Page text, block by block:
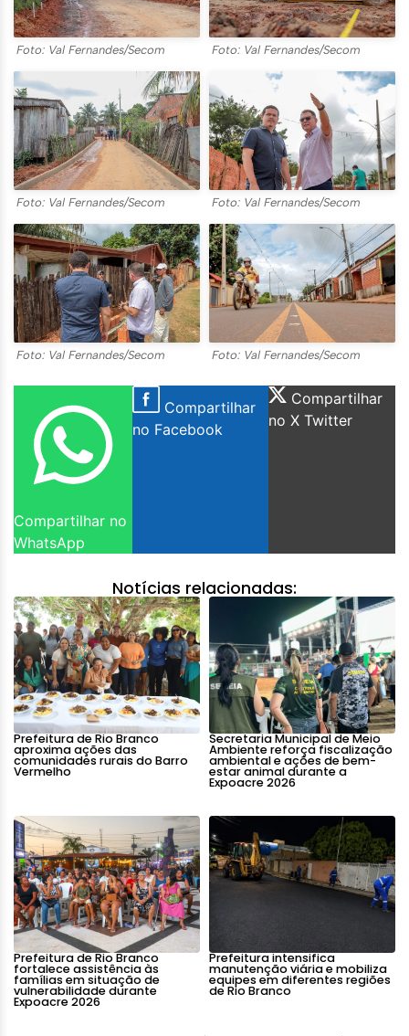
Foto: Val Fernandes/Secom Foto: Val Fernandes/Secom
Foto: Val Fernandes/Secom Foto: Val Fernandes/Secom
Foto: Val Fernandes/Secom Foto: Val Fernandes/Secom
Compartilhar no
WhatsApp
Compartilhar
no Facebook
Compartilhar
no X Twitter
Notícias relacionadas:
Prefeitura de Rio Branco
aproxima ações das
comunidades rurais do Barro
Vermelho
Secretaria Municipal de Meio
Ambiente reforça fiscalização
ambiental e ações de bem-
estar animal durante a
Expoacre 2026
Prefeitura de Rio Branco
fortalece assistência às
famílias em situação de
vulnerabilidade durante
Expoacre 2026
Prefeitura intensifica
manutenção viária e mobiliza
equipes em diferentes regiões
de Rio Branco